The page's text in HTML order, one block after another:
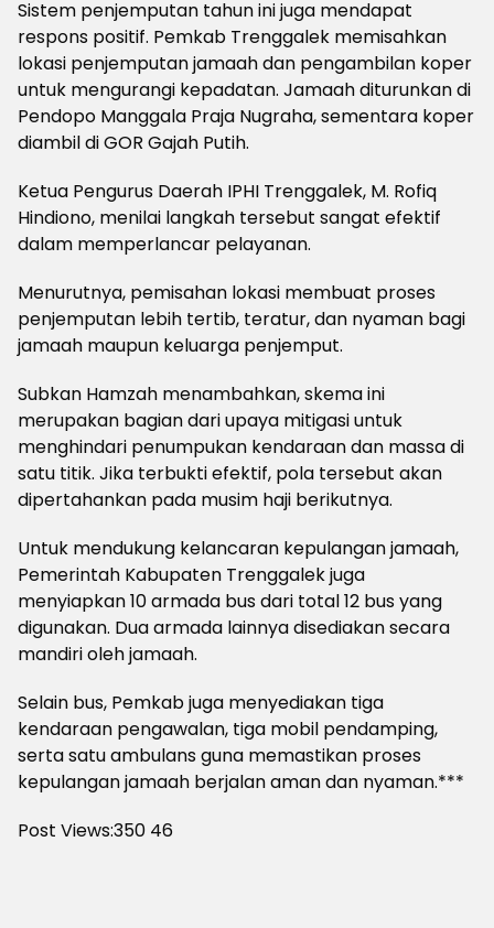
Sistem penjemputan tahun ini juga mendapat
respons positif. Pemkab Trenggalek memisahkan
lokasi penjemputan jamaah dan pengambilan koper
untuk mengurangi kepadatan. Jamaah diturunkan di
Pendopo Manggala Praja Nugraha, sementara koper
diambil di GOR Gajah Putih.
Ketua Pengurus Daerah IPHI Trenggalek, M. Rofiq
Hindiono, menilai langkah tersebut sangat efektif
dalam memperlancar pelayanan.
Menurutnya, pemisahan lokasi membuat proses
penjemputan lebih tertib, teratur, dan nyaman bagi
jamaah maupun keluarga penjemput.
Subkan Hamzah menambahkan, skema ini
merupakan bagian dari upaya mitigasi untuk
menghindari penumpukan kendaraan dan massa di
satu titik. Jika terbukti efektif, pola tersebut akan
dipertahankan pada musim haji berikutnya.
Untuk mendukung kelancaran kepulangan jamaah,
Pemerintah Kabupaten Trenggalek juga
menyiapkan 10 armada bus dari total 12 bus yang
digunakan. Dua armada lainnya disediakan secara
mandiri oleh jamaah.
Selain bus, Pemkab juga menyediakan tiga
kendaraan pengawalan, tiga mobil pendamping,
serta satu ambulans guna memastikan proses
kepulangan jamaah berjalan aman dan nyaman.***
Post Views:350 46